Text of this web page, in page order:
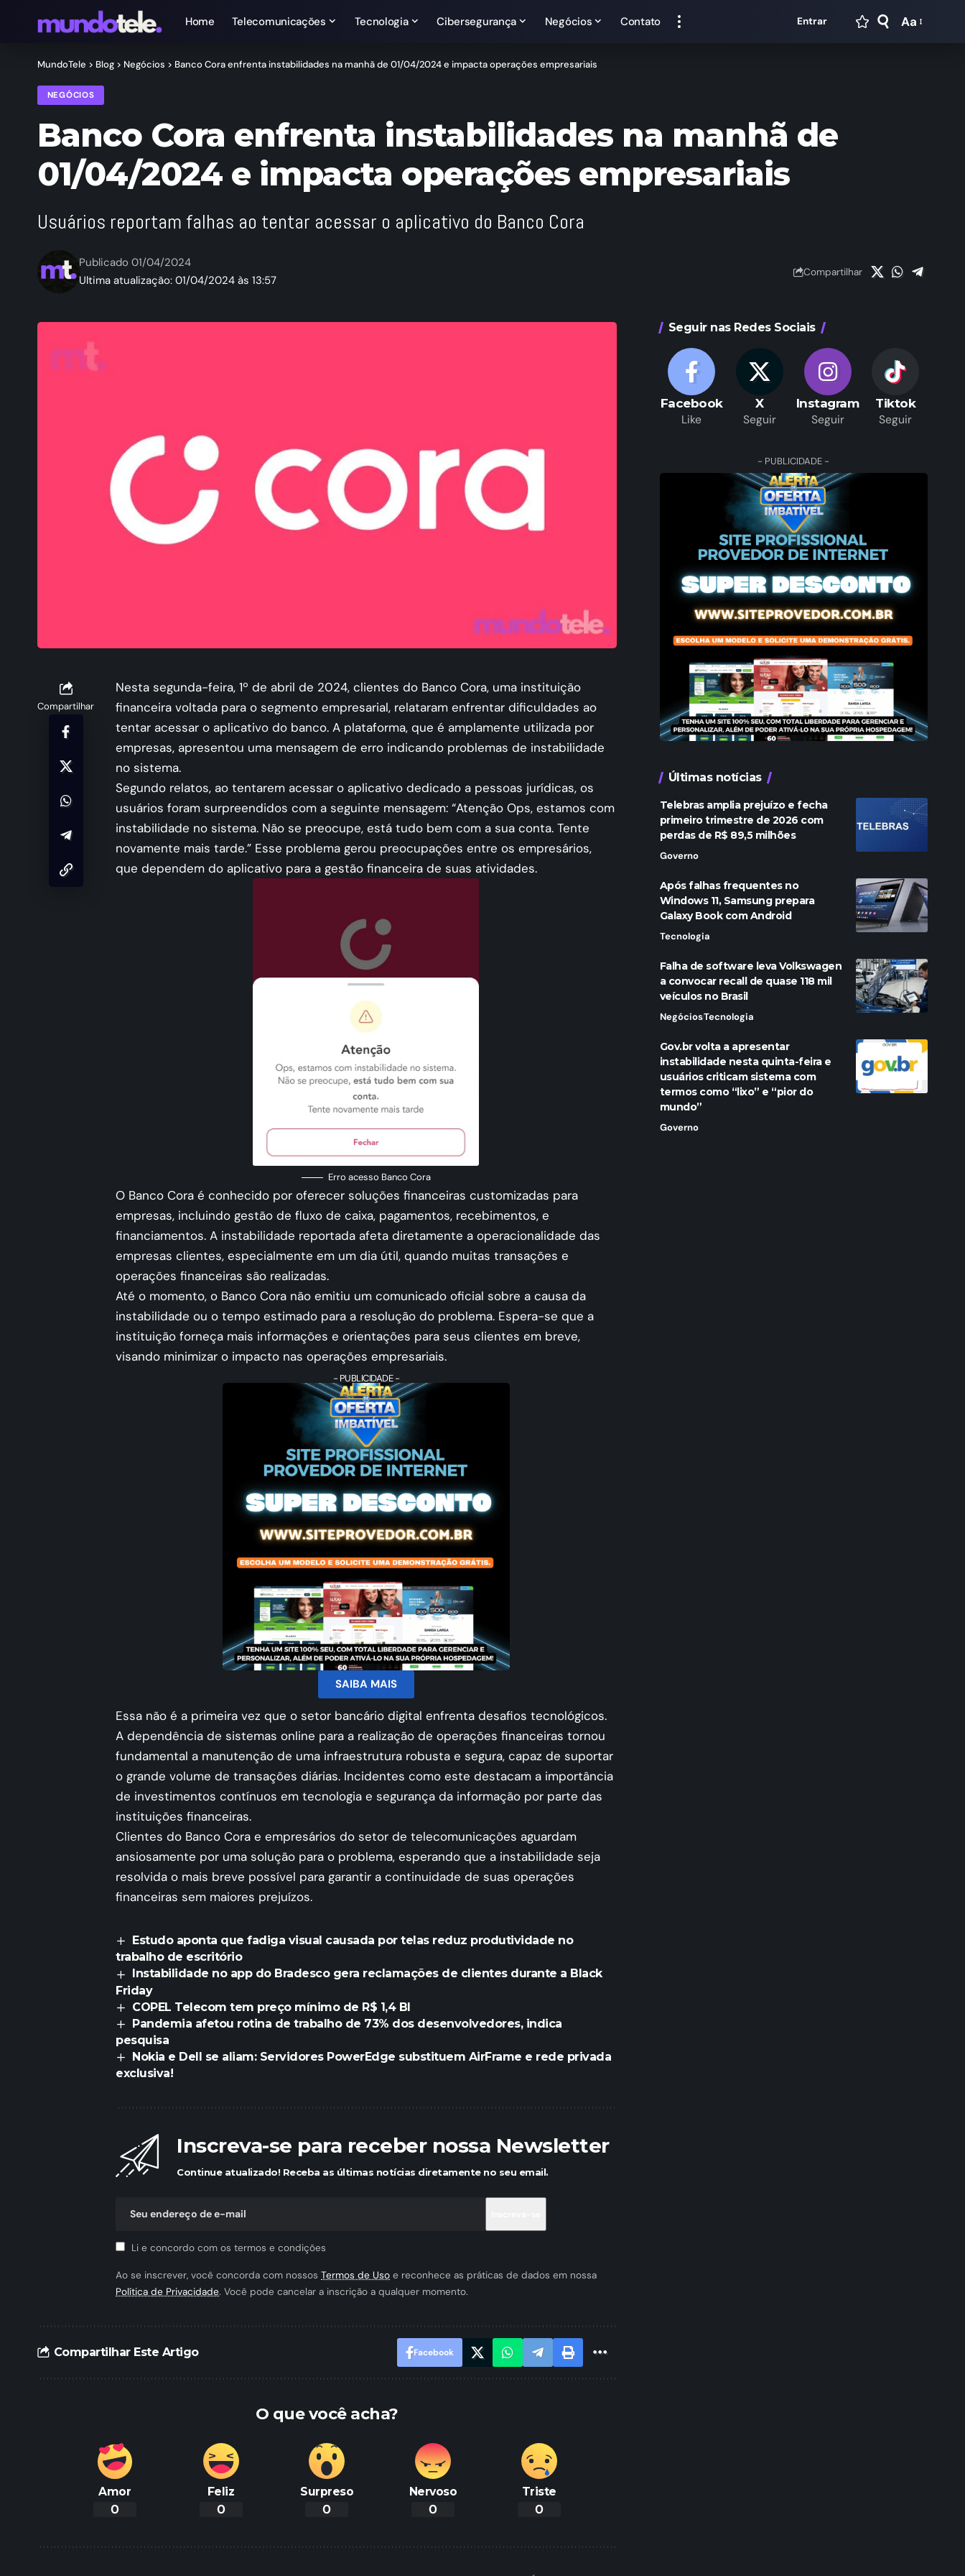
Home Telecomunicações Tecnologia Cibersegurança Negócios Contato Entrar Aa
MundoTele > Blog > Negócios > Banco Cora enfrenta instabilidades na manhã de 01/04/2024 e impacta operações empresariais
NEGÓCIOS
Banco Cora enfrenta instabilidades na manhã de
01/04/2024 e impacta operações empresariais
Usuários reportam falhas ao tentar acessar o aplicativo do Banco Cora
Ultima atualização: 01/04/2024 às 13:57
Publicado 01/04/2024
Compartilhar
Compartilhar
Nesta segunda-feira, 1º de abril de 2024, clientes do Banco Cora, uma instituição
financeira voltada para o segmento empresarial, relataram enfrentar dificuldades ao
tentar acessar o aplicativo do banco. A plataforma, que é amplamente utilizada por
empresas, apresentou uma mensagem de erro indicando problemas de instabilidade
no sistema.
Segundo relatos, ao tentarem acessar o aplicativo dedicado a pessoas jurídicas, os
usuários foram surpreendidos com a seguinte mensagem: “Atenção Ops, estamos com
instabilidade no sistema. Não se preocupe, está tudo bem com a sua conta. Tente
novamente mais tarde.” Esse problema gerou preocupações entre os empresários,
que dependem do aplicativo para a gestão financeira de suas atividades.
Erro acesso Banco Cora
O Banco Cora é conhecido por oferecer soluções financeiras customizadas para
empresas, incluindo gestão de fluxo de caixa, pagamentos, recebimentos, e
financiamentos. A instabilidade reportada afeta diretamente a operacionalidade das
empresas clientes, especialmente em um dia útil, quando muitas transações e
operações financeiras são realizadas.
Até o momento, o Banco Cora não emitiu um comunicado oficial sobre a causa da
instabilidade ou o tempo estimado para a resolução do problema. Espera-se que a
instituição forneça mais informações e orientações para seus clientes em breve,
visando minimizar o impacto nas operações empresariais.
- PUBLICIDADE -
SAIBA MAIS
Essa não é a primeira vez que o setor bancário digital enfrenta desafios tecnológicos.
A dependência de sistemas online para a realização de operações financeiras tornou
fundamental a manutenção de uma infraestrutura robusta e segura, capaz de suportar
o grande volume de transações diárias. Incidentes como este destacam a importância
de investimentos contínuos em tecnologia e segurança da informação por parte das
instituições financeiras.
Clientes do Banco Cora e empresários do setor de telecomunicações aguardam
ansiosamente por uma solução para o problema, esperando que a instabilidade seja
resolvida o mais breve possível para garantir a continuidade de suas operações
financeiras sem maiores prejuízos.
Estudo aponta que fadiga visual causada por telas reduz produtividade no
trabalho de escritório
Instabilidade no app do Bradesco gera reclamações de clientes durante a Black
Friday
COPEL Telecom tem preço mínimo de R$ 1,4 BI
Pandemia afetou rotina de trabalho de 73% dos desenvolvedores, indica
pesquisa
Nokia e Dell se aliam: Servidores PowerEdge substituem AirFrame e rede privada
exclusiva!
Inscreva-se para receber nossa Newsletter
Continue atualizado! Receba as últimas notícias diretamente no seu email.
Li e concordo com os termos e condições
Ao se inscrever, você concorda com nossos Termos de Uso e reconhece as práticas de dados em nossa
Política de Privacidade. Você pode cancelar a inscrição a qualquer momento.
Compartilhar Este Artigo Facebook
O que você acha?
Amor
0
Feliz
0
Surpreso
0
Nervoso
0
Triste
0
Seguir nas Redes Sociais
Facebook
Like
X
Seguir
Instagram
Seguir
Tiktok
Seguir
- PUBLICIDADE -
Últimas notícias
Telebras amplia prejuízo e fecha
primeiro trimestre de 2026 com
perdas de R$ 89,5 milhões
Governo
Após falhas frequentes no
Windows 11, Samsung prepara
Galaxy Book com Android
Tecnologia
Falha de software leva Volkswagen
a convocar recall de quase 118 mil
veículos no Brasil
NegóciosTecnologia
Gov.br volta a apresentar
instabilidade nesta quinta-feira e
usuários criticam sistema com
termos como “lixo” e “pior do
mundo”
Governo